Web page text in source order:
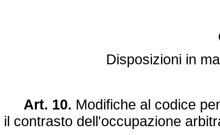
Disposizioni in
Art. 10. Modifiche al codice
il contrasto dell'occupazione